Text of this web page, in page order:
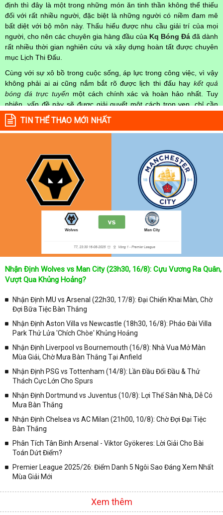
định thì đây là một trong những món ăn tinh thần không thể thiếu
đối với rất nhiều người, đặc biệt là những người có niềm đam mê
bất diệt với bộ môn này. Thấu hiểu được nhu cầu giải trí của mọi
người, cho nên các chuyên gia hàng đầu của Kq Bóng Đá đã dành
rất nhiều thời gian nghiên cứu và xây dựng hoàn tất được chuyên
mục Lịch Thi Đấu.
Cùng với sự xô bồ trong cuộc sống, áp lực trong công việc, vì vậy
không phải ai ai cũng nắm bắt rõ được lịch thi đấu hay kết quả
bóng đá trực tuyến một cách chính xác và hoàn hảo nhất. Tuy
nhiên, vấn đề này sẽ được giải quyết một cách trọn vẹn, chỉ cần
truy cập vào chuyên mục
Lịch Thi Đấu
mọi người hoàn toàn nắm rõ được chính xác về thời gian các trận
đấu bóng đá Việt Nam hay trên Thế giới diễn ra trong thời gian sắp
cả 2 đội tuyển bóng đá đang đạt được.
Không chỉ dừng lại ở đó, những người hâm mộ bóng đá có thể cập
nhật được chính xác về lịch phát sóng bóng đá được tường thuật
trực tiếp ở trên những kênh truyền hình thể thao lớn nhất hiện nay
như: VTV3, K+, SCTV, Thể thao TV,... Nếu như bạn không muốn
bỏ lỡ bất kỳ một trận đấu bóng đá nào trong từng mùa giải, hãy
thường xuyên vào chuyên mụcLịch Thi Đấutại chuyên trang
để cập nhật thông tin chính xác nhất nhé!
Lịch thi đấu được cập nhật chính xác trong toàn bộ các giải
Tại Lịch Thi Đấu của chuyên trang kqbongda.net
sẽ cập nhanh
chóng và chính xác nhất thời gian từng trận đấu bóng đá diễn ra ở
trong từng giải đấu như:
✓ Giải đấu bóng đá Ngoại hạng Anh;
✓ Giải bóng Cúp C1 Châu Âu;
✓ Giải VĐQG Tây Ban Nha;
✓ VĐQG Đức;
✓ VĐQG Pháp;
✓ Liên Đoàn Anh;
✓ U23 Châu Á;
✓ Euro 2020;
✓ VLWC KV Châu Á;
✓ Các giải đấu bóng đá khác.
TIN THỂ THAO MỚI NHẤT
Nhận Định Wolves vs Man City (23h30, 16/8): Cựu Vương Ra Quân,
Vượt Qua Khủng Hoảng?
Nhận Định MU vs Arsenal (22h30, 17/8): Đại Chiến Khai Màn, Chờ
Đợi Bữa Tiệc Bàn Thắng
Nhận Định Aston Villa vs Newcastle (18h30, 16/8): Pháo Đài Villa
Park Thử Lửa 'Chích Chòe' Khủng Hoảng
Nhận Định Liverpool vs Bournemouth (16/8): Nhà Vua Mở Màn
Mùa Giải, Chờ Mưa Bàn Thắng Tại Anfield
Nhận Định PSG vs Tottenham (14/8): Lần Đầu Đối Đầu & Thử
Thách Cực Lớn Cho Spurs
Nhận Định Dortmund vs Juventus (10/8): Lợi Thế Sân Nhà, Dễ Có
Mưa Bàn Thắng
Nhận Định Chelsea vs AC Milan (21h00, 10/8): Chờ Đợi Đại Tiệc
Bàn Thắng
Phân Tích Tân Binh Arsenal - Viktor Gyökeres: Lời Giải Cho Bài
Toán Dứt Điểm?
Premier League 2025/26: Điểm Danh 5 Ngôi Sao Đáng Xem Nhất
Mùa Giải Mới
Xem thêm